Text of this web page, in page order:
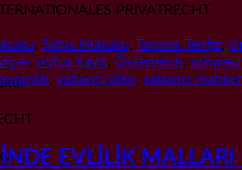
PRIVATRECHT
, Şahıs Hukuku, Tanıma Tenfiz,
, nüfus kayit, Österreich, schweiz
, yabanci ülke, yabancı
EVLİLİK MALLARI